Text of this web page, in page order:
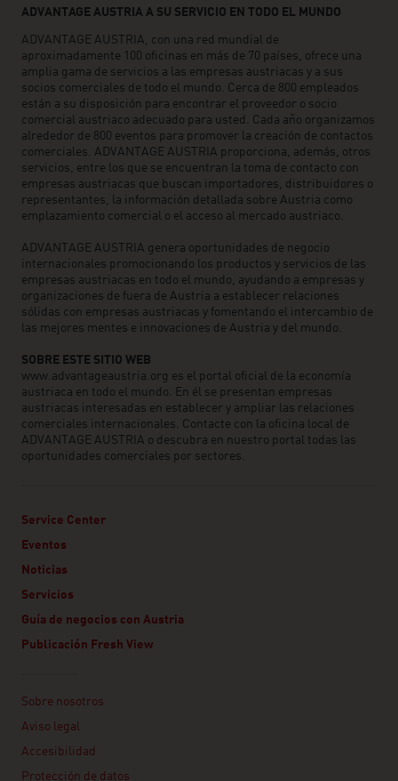
ADVANTAGE AUSTRIA A SU SERVICIO EN TODO EL MUNDO
ADVANTAGE AUSTRIA, con una red mundial de
aproximadamente 100 oficinas en más de 70 países, ofrece una
amplia gama de servicios a las empresas austriacas y a sus
socios comerciales de todo el mundo. Cerca de 800 empleados
están a su disposición para encontrar el proveedor o socio
comercial austriaco adecuado para usted. Cada año organizamos
alrededor de 800 eventos para promover la creación de contactos
comerciales. ADVANTAGE AUSTRIA proporciona, además, otros
servicios, entre los que se encuentran la toma de contacto con
empresas austriacas que buscan importadores, distribuidores o
representantes, la información detallada sobre Austria como
emplazamiento comercial o el acceso al mercado austriaco.
ADVANTAGE AUSTRIA genera oportunidades de negocio
internacionales promocionando los productos y servicios de las
empresas austriacas en todo el mundo, ayudando a empresas y
organizaciones de fuera de Austria a establecer relaciones
sólidas con empresas austriacas y fomentando el intercambio de
las mejores mentes e innovaciones de Austria y del mundo.
SOBRE ESTE SITIO WEB
www.advantageaustria.org es el portal oficial de la economía
austriaca en todo el mundo. En él se presentan empresas
austriacas interesadas en establecer y ampliar las relaciones
comerciales internacionales. Contacte con la oficina local de
ADVANTAGE AUSTRIA o descubra en nuestro portal todas las
oportunidades comerciales por sectores.
Service Center
Eventos
Noticias
Servicios
Guía de negocios con Austria
Publicación Fresh View
Sobre nosotros
Aviso legal
Accesibilidad
Protección de datos